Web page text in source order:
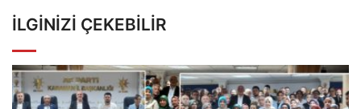
İLGINIZI ÇEKEBILIR